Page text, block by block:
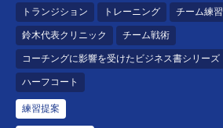
トランジション トレーニング チーム練習
鈴木代表クリニック チーム戦術
コーチングに影響を受けたビジネス書シリーズ
ハーフコート
練習提案